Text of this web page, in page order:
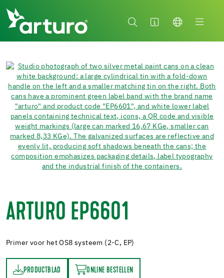
ARTURO EP6601
Primer voor het OS8 systeem (2-C, EP)
PRODUCTBLAD ONLINE BESTELLEN
ONLINE BESTELLEN